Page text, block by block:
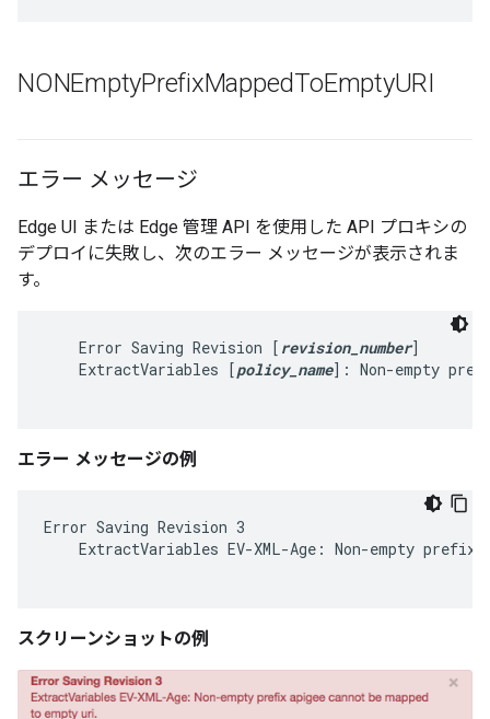
NONEmptyPrefixMappedToEmptyURI
エラー メッセージ
Edge UI または Edge 管理 API を使用した API プロキシの
デプロイに失敗し、次のエラー メッセージが表示されま
す。
    Error Saving Revision [
revision_number]
    ExtractVariables [
policy_name]: Non-empty
エラー メッセージの例
Error Saving Revision 3
ExtractVariables EV-XML-Age: Non-empty prefix
スクリーンショットの例